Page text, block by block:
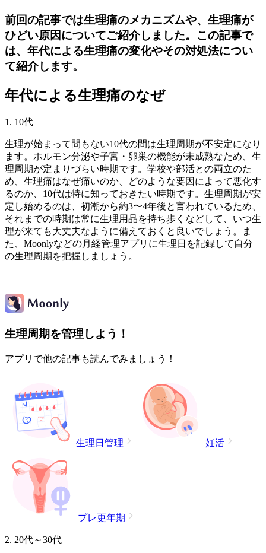
前回の記事では生理痛のメカニズムや、生理痛が
ひどい原因についてご紹介しました。この記事で
は、年代による生理痛の変化やその対処法につい
て紹介します。
年代による生理痛のなぜ
1. 10代
生理が始まって間もない10代の間は生理周期が不安定になり
ます。ホルモン分泌や子宮・卵巣の機能が未成熟なため、生
理周期が定まりづらい時期です。学校や部活との両立のた
め、生理痛はなぜ痛いのか、どのような要因によって悪化す
るのか、10代は特に知っておきたい時期です。生理周期が安
定し始めるのは、初潮から約3〜4年後と言われているため、
それまでの時期は常に生理用品を持ち歩くなどして、いつ生
理が来ても大丈夫なように備えておくと良いでしょう。ま
た、Moonlyなどの月経管理アプリに生理日を記録して自分
の生理周期を把握しましょう。
生理周期を管理しよう！
アプリで他の記事も読んでみましょう！
生理日管理 妊活
プレ更年期
2. 20代～30代